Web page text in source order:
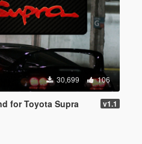
30,699 106
for Toyota Supra v1.1